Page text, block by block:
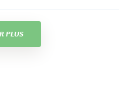
PLUS